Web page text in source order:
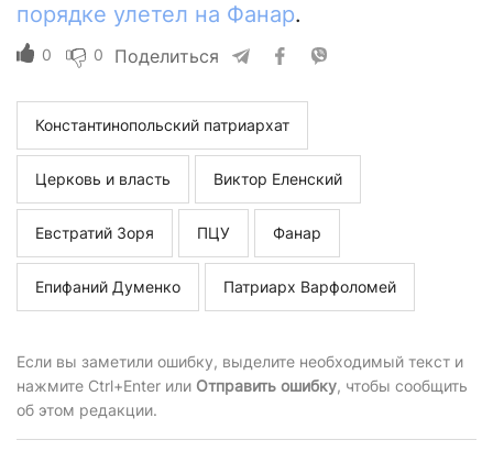
порядке улетел на Фанар.
0 0 Поделиться
Константинопольский патриархат
Церковь и власть Виктор Еленский
Евстратий Зоря ПЦУ Фанар
Епифаний Думенко Патриарх Варфоломей
Если вы заметили ошибку, выделите необходимый текст и
нажмите Ctrl+Enter или Отправить ошибку, чтобы сообщить
об этом редакции.